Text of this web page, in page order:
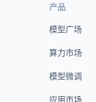
产品
模型广场
算力市场
模型微调
应用市场